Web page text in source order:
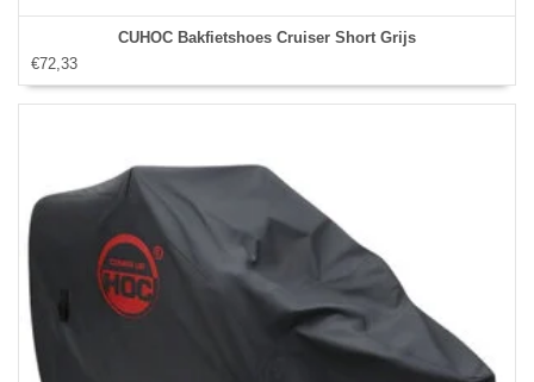
CUHOC Bakfietshoes Cruiser Short Grijs
€72,33